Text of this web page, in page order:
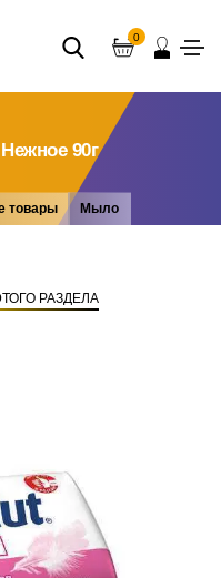
0
90г
товары Мыло
РАЗДЕЛА